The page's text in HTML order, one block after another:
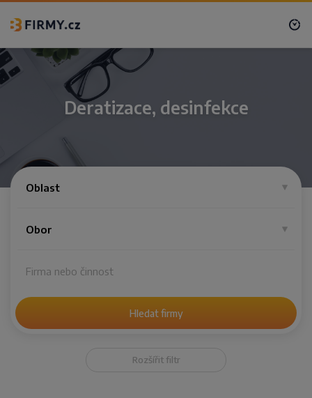
Deratizace, desinfekce
Oblast
Obor
Hledat firmy
Rozšířit filtr